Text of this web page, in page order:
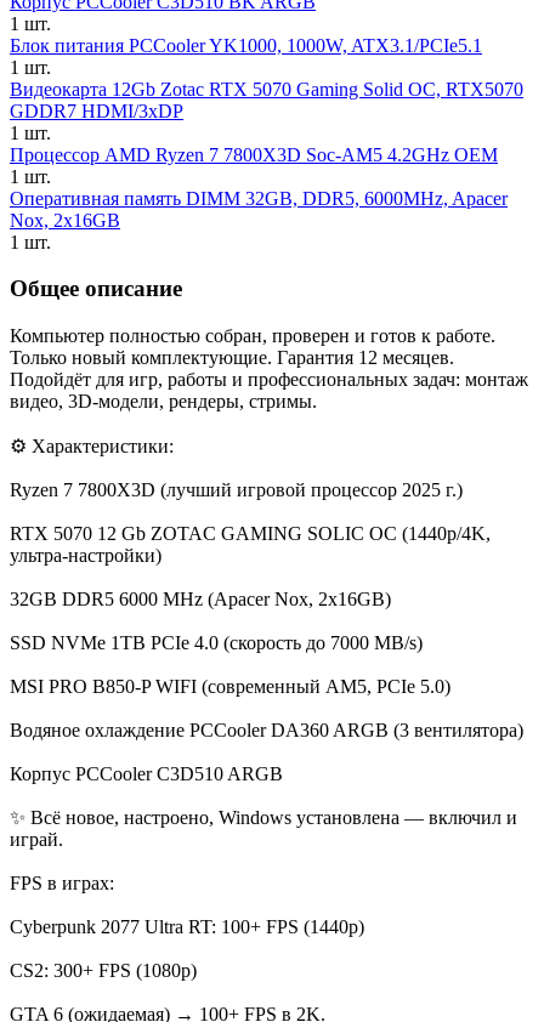
1 шт.
Блок питания PCCooler YK1000, 1000W, ATX3.1/PCIe5.1
1 шт.
Видеокарта 12Gb Zotac RTX 5070 Gaming Solid OC, RTX5070
GDDR7 HDMI/3xDP
1 шт.
Процессор AMD Ryzen 7 7800X3D Soc-AM5 4.2GHz OEM
1 шт.
Оперативная память DIMM 32GB, DDR5, 6000MHz, Apacer
Nox, 2x16GB
1 шт.
Общее описание
Компьютер полностью собран, проверен и готов к работе.
Только новый комплектующие. Гарантия 12 месяцев.
Подойдёт для игр, работы и профессиональных задач: монтаж
видео, 3D-модели, рендеры, стримы.
⚙️ Характеристики:
Ryzen 7 7800X3D (лучший игровой процессор 2025 г.)
RTX 5070 12 Gb ZOTAC GAMING SOLIC OC (1440p/4K,
ультра-настройки)
32GB DDR5 6000 MHz (Apacer Nox, 2x16GB)
SSD NVMe 1TB PCIe 4.0 (скорость до 7000 MB/s)
MSI PRO B850-P WIFI (современный AM5, PCIe 5.0)
Водяное охлаждение PCCooler DA360 ARGB (3 вентилятора)
Корпус PCCooler C3D510 ARGB
✨ Всё новое, настроено, Windows установлена — включил и
играй.
FPS в играх:
Cyberpunk 2077 Ultra RT: 100+ FPS (1440p)
CS2: 300+ FPS (1080p)
GTA 6 (ожидаемая) → 100+ FPS в 2K.